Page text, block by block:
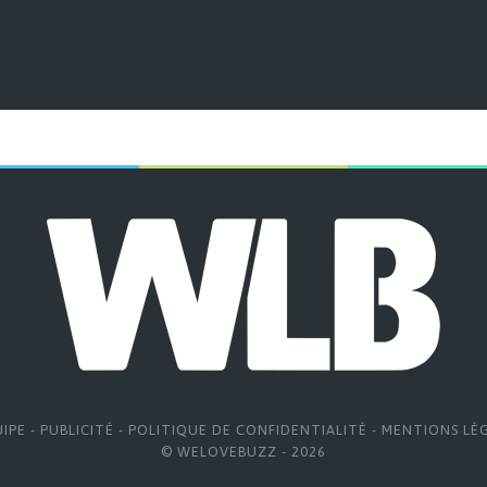
- PUBLICITÉ - POLITIQUE DE CONFIDENTIALITÉ - MENTIONS
© WELOVEBUZZ - 2026